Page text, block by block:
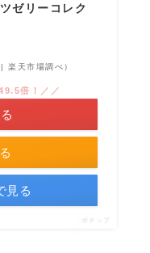
ゼリーコレク
天市場調べ）
倍！／／
見る
ポチップ